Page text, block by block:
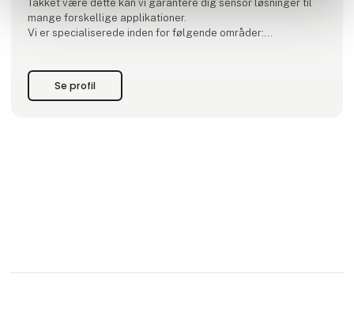
Takket være dette kan vi garantere dig sensor løsninger til
mange forskellige applikationer.
Vi er specialiserede inden for følgende områder:
kontrol- og visualiseringssysteme
Se profil